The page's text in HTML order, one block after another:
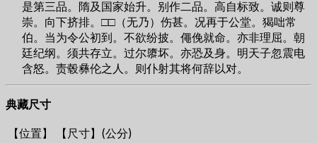
是第三品。隋及国家始升。别作二品。高自标致。诚则尊
崇。向下挤排。□□（无乃）伤甚。况再于公堂。猲咄常
伯。当为令公初到。不欲纷披。僶俛就命。亦非理屈。朝
廷纪纲。须共存立。过尔隳坏。亦恐及身。明天子忽震电
含怒。责毂彝伦之人。则仆射其将何辞以对。
典藏尺寸
【位置】
【尺寸】(公分)